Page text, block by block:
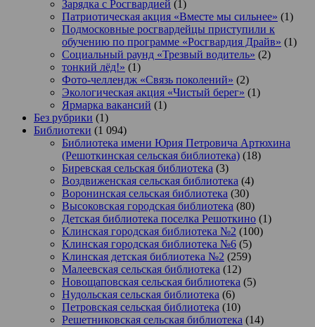
Зарядка с Росгвардией (1)
Патриотическая акция «Вместе мы сильнее» (1)
Подмосковные росгвардейцы приступили к
обучению по программе «Росгвардия Драйв» (1)
Социальный раунд «Трезвый водитель» (2)
тонкий лёд!» (1)
Фото-челлендж «Связь поколений» (2)
Экологическая акция «Чистый берег» (1)
Ярмарка вакансий (1)
Без рубрики (1)
Библиотеки (1 094)
Библиотека имени Юрия Петровича Артюхина
(Решоткинская сельская библиотека) (18)
Биревская сельская библиотека (3)
Воздвиженская сельская библиотека (4)
Воронинская сельская библиотека (30)
Высоковская городская библиотека (80)
Детская библиотека поселка Решоткино (1)
Клинская городская библиотека №2 (100)
Клинская городская библиотека №6 (5)
Клинская детская библиотека №2 (259)
Малеевская сельская библиотека (12)
Новощаповская сельская библиотека (5)
Нудольская сельская библиотека (6)
Петровская сельская библиотека (10)
Решетниковская сельская библиотека (14)